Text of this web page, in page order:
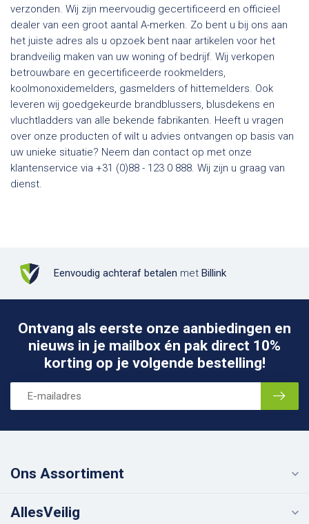
verzonden. Wij zijn meervoudig gecertificeerd en officieel
dealer van een groot aantal A-merken. Zo bent u bij ons aan
het juiste adres als u opzoek bent naar artikelen voor het
brandveilig maken van uw woning of bedrijf. Wij verkopen
betrouwbare en gecertificeerde rookmelders,
koolmonoxidemelders, gasmelders of hittemelders. Ook
leveren wij goedgekeurde brandblussers, blusdekens en
vluchtladders van alle bekende fabrikanten. Heeft u vragen
over onze producten of wilt u advies ontvangen op basis van
uw unieke situatie? Neem dan contact op met onze
klantenservice via +31 (0)88 - 123 0 888. Wij zijn u graag van
dienst.
Eenvoudig achteraf betalen met Billink
Ontvang als eerste onze aanbiedingen en
nieuws in je mailbox én pak direct 10%
korting op je volgende bestelling!
Ons Assortiment
AllesVeilig